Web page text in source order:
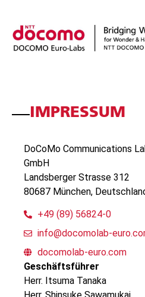
IMPRESSUM
DoCoMo Communications
GmbH
Landsberger Strasse 312
80687 München,
+49 (89) 56824-0
info@docomolab-
docomolab-euro.com
Geschäftsführer
Herr. Itsuma Tanaka